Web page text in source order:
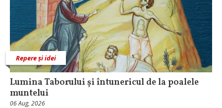
Repere și idei
Lumina Taborului și întunericul de la poalele
muntelui
06 Aug, 2026